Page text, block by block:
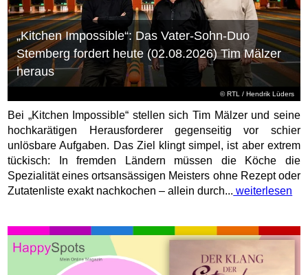
©RTL / Hendrik Lüders
„Kitchen Impossible“: Das Vater-Sohn-Duo
Stemberg fordert heute (02.08.2026) Tim Mälzer
heraus
Bei „Kitchen Impossible“ stellen sich Tim Mälzer und seine
hochkarätigen Herausforderer gegenseitig vor schier
unlösbare Aufgaben. Das Ziel klingt simpel, ist aber extrem
tückisch: In fremden Ländern müssen die Köche die
Spezialität eines ortsansässigen Meisters ohne Rezept oder
Zutatenliste exakt nachkochen – allein durch... weiterlesen